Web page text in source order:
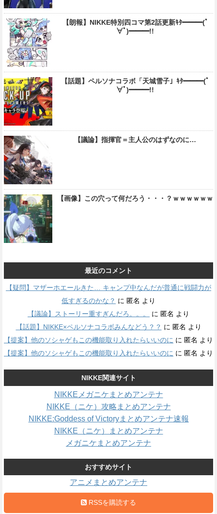
【朗報】NIKKE特別四コマ第2話更新ｷﾀ━━━(ﾟ
∀ﾟ)━━━!!
【話題】ペルソナコラボ「天城雪子」ｷﾀ━━━(ﾟ
∀ﾟ)━━━!!
【議論】指揮官＝主人公のはずなのに…
【画像】この穴って何だろう・・・？ｗｗｗｗｗｗ
最近のコメント
【疑問】マザーホエールきた… キャンプ中なんだが普通に戦闘力が
低すぎるのかな？ に 匿名 より
【議論】ストーリー重すぎんだろ。。。
に 匿名 より
【話題】NIKKE×ペルソナコラボみんなどう？？ に 匿名 より
【提案】他のソシャゲもこの機能取り入れたらいいのに に 匿名 より
【提案】他のソシャゲもこの機能取り入れたらいいのに に 匿名 より
NIKKE関連サイト
NIKKEメガニケまとめアンテナ
NIKKE（ニケ）攻略まとめアンテナ
NIKKE:Goddess of Victoryまとめアンテナ速報
NIKKE（ニケ）まとめアンテナ
メガニケまとめアンテナ
おすすめサイト
アニメまとめアンテナ
RSSを購読する